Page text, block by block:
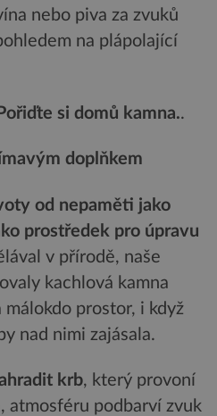
nebo piva za zvuků
na plápolající
Pořiďte si domů kamna..
doplňkem
od nepaměti jako
prostředek pro úpravu
v přírodě, naše
kachlová kamna
málokdo prostor, i když
nad nimi zajásala.
krb, který provoní
atmosféru podbarví zvuk